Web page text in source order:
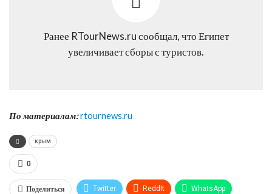
Ранее RTourNews.ru сообщал, что Египет
увеличивает сборы с туристов.
По материалам:rtournews.ru
крым
0
Поделиться Twitter ReddIt WhatsApp